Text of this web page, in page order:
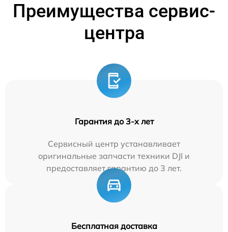
Преимущества сервис-
центра
Гарантия до 3-х лет
Сервисный центр устанавливает
оригинальные запчасти техники DJI и
предоставляет гарантию до 3 лет.
Бесплатная доставка